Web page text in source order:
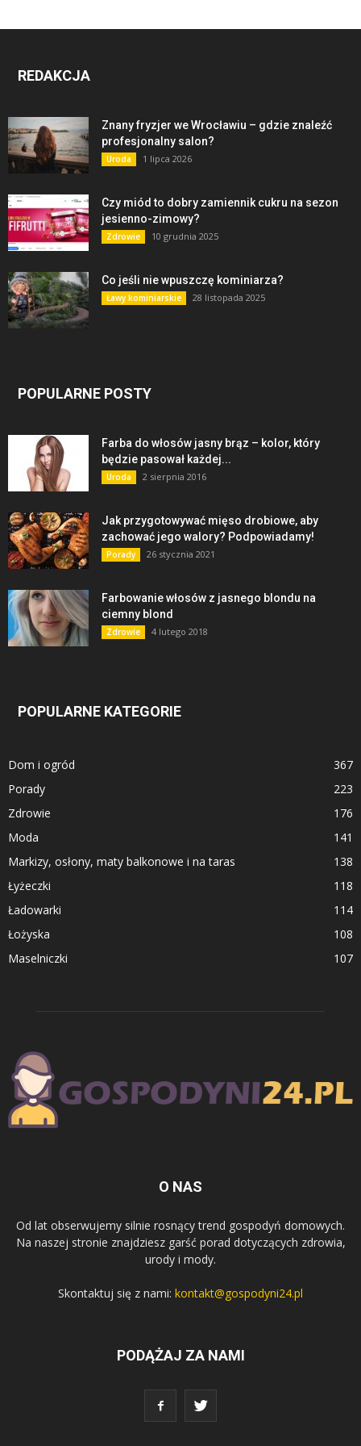
REDAKCJA
Znany fryzjer we Wrocławiu – gdzie znaleźć
profesjonalny salon?
Uroda 1 lipca 2026
Czy miód to dobry zamiennik cukru na sezon
jesienno-zimowy?
Zdrowie 10 grudnia 2025
Co jeśli nie wpuszczę kominiarza?
Ławy kominiarskie 28 listopada 2025
POPULARNE POSTY
Farba do włosów jasny brąz – kolor, który
będzie pasował każdej...
Uroda 2 sierpnia 2016
Jak przygotowywać mięso drobiowe, aby
zachować jego walory? Podpowiadamy!
Porady 26 stycznia 2021
Farbowanie włosów z jasnego blondu na
ciemny blond
Zdrowie 4 lutego 2018
POPULARNE KATEGORIE
Dom i ogród
367
Porady
223
Zdrowie
176
Moda
141
Markizy, osłony, maty balkonowe i na taras
138
Łyżeczki
118
Ładowarki
114
Łożyska
108
Maselniczki
107
O NAS
Od lat obserwujemy silnie rosnący trend gospodyń domowych.
Na naszej stronie znajdziesz garść porad dotyczących zdrowia,
urody i mody.
Skontaktuj się z nami: kontakt@gospodyni24.pl
PODĄŻAJ ZA NAMI